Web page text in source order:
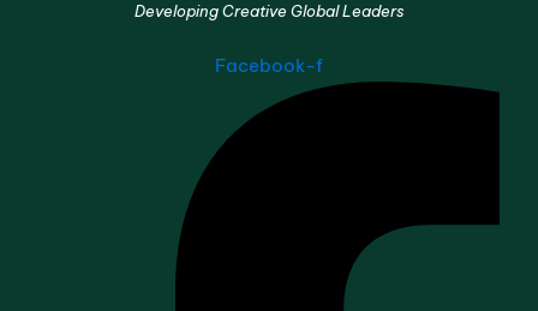
Developing Creative Global Leaders
Facebook-f